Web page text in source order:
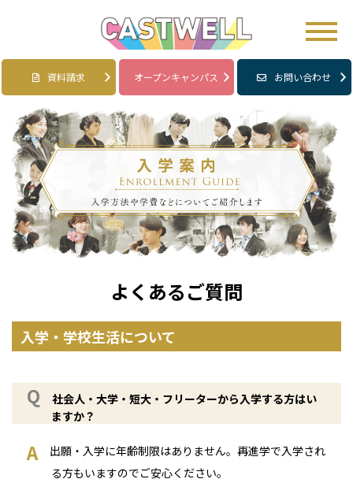
資料請求 オープンキャンパス お問い合わせ
よくあるご質問
入学・学校生活について
社会人・大学・短大・フリーターから入学する方はい
ますか？
出願・入学に年齢制限はありません。再進学で入学され
る方もいますのでご安心ください。